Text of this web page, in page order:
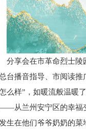
分享会在市革命烈士陵
台播音指导、市阅读
么样”，如暖流般温暖
从兰州安宁区的幸福
生在他们爷爷奶奶的菜